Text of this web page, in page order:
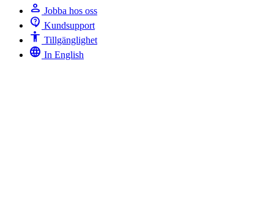
person Jobba hos oss
contact_support Kundsupport
Accessibility Tillgänglighet
language In English